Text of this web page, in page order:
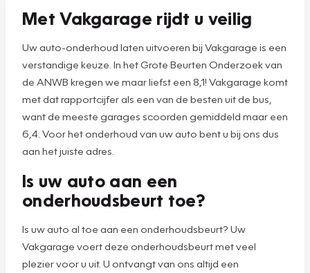
Met Vakgarage rijdt u veilig
Uw auto-onderhoud laten uitvoeren bij Vakgarage is een
verstandige keuze. In het Grote Beurten Onderzoek van
de ANWB kregen we maar liefst een 8,1! Vakgarage komt
met dat rapportcijfer als een van de besten uit de bus,
want de meeste garages scoorden gemiddeld maar een
6,4. Voor het onderhoud van uw auto bent u bij ons dus
aan het juiste adres.
Is uw auto aan een
onderhoudsbeurt toe?
Is uw auto al toe aan een onderhoudsbeurt? Uw
Vakgarage voert deze onderhoudsbeurt met veel
plezier voor u uit. U ontvangt van ons altijd een